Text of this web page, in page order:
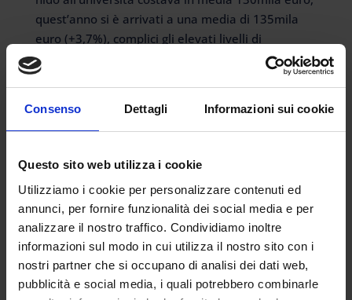
Consenso Dettagli Informazioni sui cookie
Questo sito web utilizza i cookie
Utilizziamo i cookie per personalizzare contenuti ed
annunci, per fornire funzionalità dei social media e per
analizzare il nostro traffico. Condividiamo inoltre
informazioni sul modo in cui utilizza il nostro sito con i
nostri partner che si occupano di analisi dei dati web,
pubblicità e social media, i quali potrebbero combinarle
quest’anno si è arrivati a una media di 135mila
euro (+3,7%), complici gli elevati livelli di
inflazione. Lo calcola Moneyfarm, società di
consulenza...
Articoli recenti
Certificazione INDIRE nello scioglimento della
riserva: modalità, tempi e perché è utile ottenerla
I 24 punti in più per concorso o percorso 30 CFU
vanno richiesti